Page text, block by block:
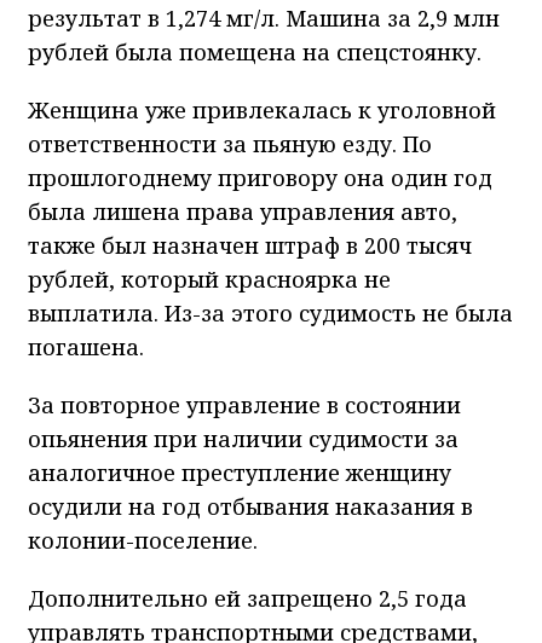
результат в 1,274 мг/л. Машина за 2,9 млн
рублей была помещена на спецстоянку.
Женщина уже привлекалась к уголовной
ответственности за пьяную езду. По
прошлогоднему приговору она один год
была лишена права управления авто,
также был назначен штраф в 200 тысяч
рублей, который красноярка не
выплатила. Из-за этого судимость не была
погашена.
За повторное управление в состоянии
опьянения при наличии судимости за
аналогичное преступление женщину
осудили на год отбывания наказания в
колонии-поселение.
Дополнительно ей запрещено 2,5 года
управлять транспортными средствами,